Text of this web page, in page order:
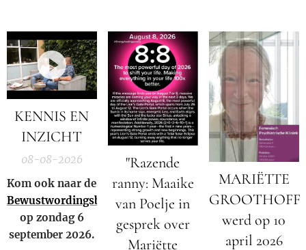
KENNIS EN
INZICHT
08-08-2026
Kom ook naar de
Bewustwordingsbeurs
op zondag 6
september 2026.
"Razende
ranny: Maaike
van Poelje in
gesprek over
Mariëtte
MARIËTTE
GROOTHOFF
werd op 10
april 2026